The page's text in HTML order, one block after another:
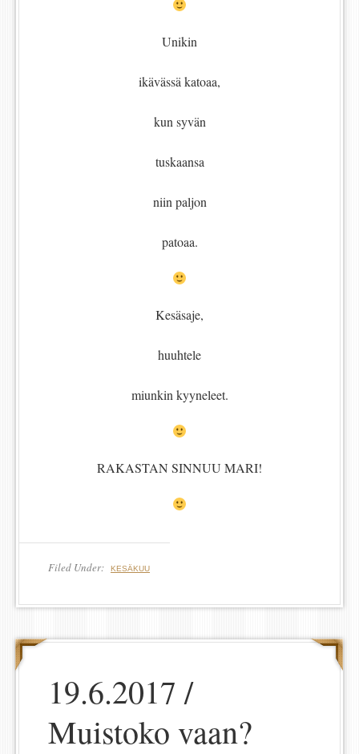
Unikin
ikävässä katoaa,
kun syvän
tuskaansa
niin paljon
patoaa.
Kesäsaje,
huuhtele
miunkin kyyneleet.
RAKASTAN SINNUU MARI!
Filed Under: KESÄKUU
19.6.2017 /
Muistoko vaan?